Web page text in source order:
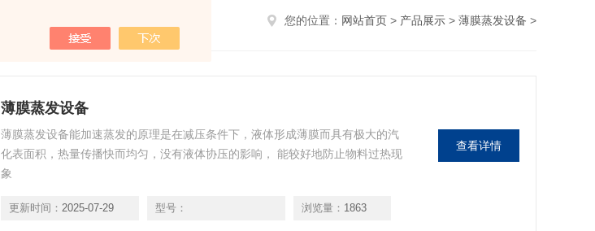
您的位置： 网站首页 > 产品展示 > 薄膜蒸发设备 >
薄膜蒸发设备
薄膜蒸发设备能加速蒸发的原理是在减压条件下，液体形成薄膜而具有极大的汽
化表面积，热量传播快而均匀，没有液体协压的影响， 能较好地防止物料过热现
象
更新时间： 2025-07-29 型号： 浏览量： 1863
查看详情